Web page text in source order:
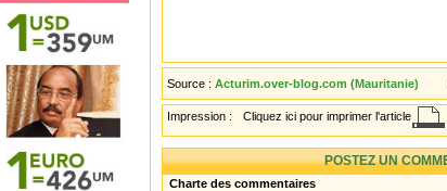
Source : Acturim.over-blog.com (Mauritanie)
Impression : Cliquez ici pour imprimer l'article
POSTEZ UN
Charte des commentaires